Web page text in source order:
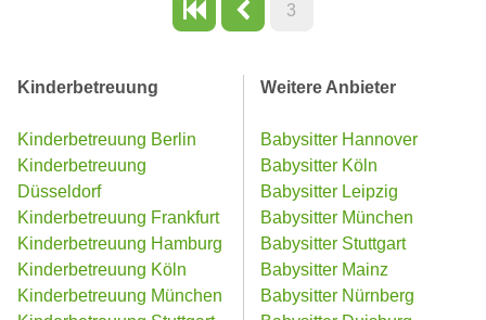
3
Kinderbetreuung
Kinderbetreuung Berlin
Kinderbetreuung
Düsseldorf
Kinderbetreuung Frankfurt
Kinderbetreuung Hamburg
Kinderbetreuung Köln
Kinderbetreuung München
Weitere Anbieter
Babysitter Hannover
Babysitter Köln
Babysitter Leipzig
Babysitter München
Babysitter Stuttgart
Babysitter Mainz
Babysitter Nürnberg